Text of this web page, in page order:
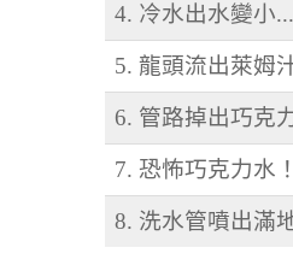
4. 冷水出水變小
5. 龍頭流出萊姆
6. 管路掉出巧克
7. 恐怖巧克力水
8. 洗水管噴出滿